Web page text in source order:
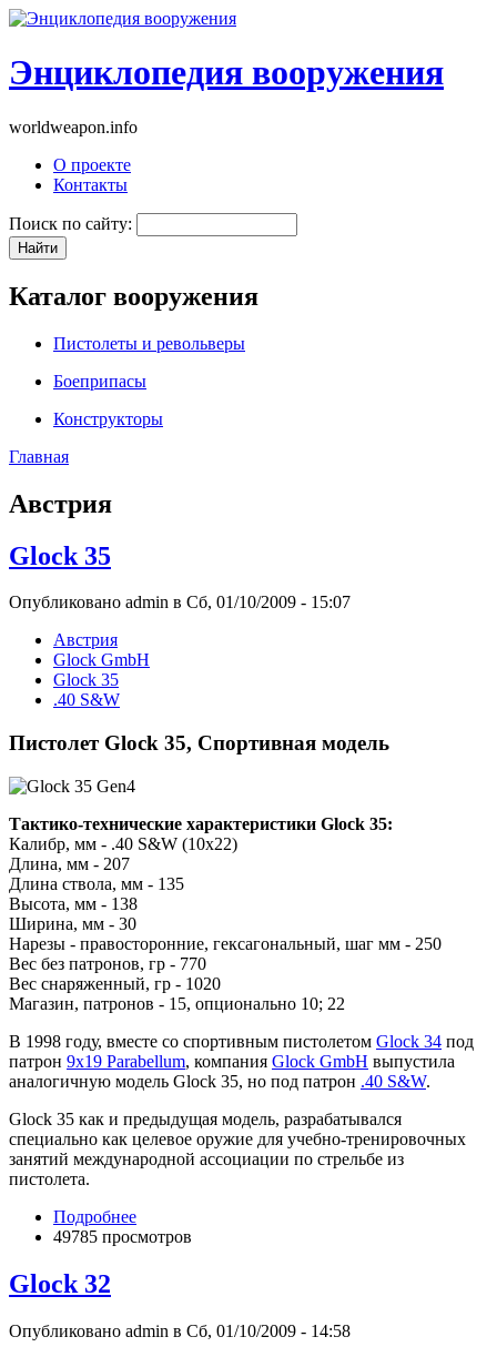
Энциклопедия вооружения
worldweapon.info
О проекте
Контакты
Поиск по сайту:
Каталог вооружения
Пистолеты и револьверы
Боеприпасы
Конструкторы
Главная
Австрия
Glock 35
Опубликовано admin в Сб, 01/10/2009 - 15:07
Австрия
Glock GmbH
Glock 35
.40 S&W
Пистолет Glock 35, Спортивная модель
Тактико-технические характеристики Glock 35:
Калибр, мм - .40 S&W (10x22)
Длина, мм - 207
Длина ствола, мм - 135
Высота, мм - 138
Ширина, мм - 30
Нарезы - правосторонние, гексагональный, шаг мм - 250
Вес без патронов, гр - 770
Вес снаряженный, гр - 1020
Магазин, патронов - 15, опционально 10; 22
В 1998 году, вместе со спортивным пистолетом Glock 34 под
патрон 9x19 Parabellum, компания Glock GmbH выпустила
аналогичную модель Glock 35, но под патрон .40 S&W.
Glock 35 как и предыдущая модель, разрабатывался
специально как целевое оружие для учебно-тренировочных
занятий международной ассоциации по стрельбе из
пистолета.
Подробнее
49785 просмотров
Glock 32
Опубликовано admin в Сб, 01/10/2009 - 14:58